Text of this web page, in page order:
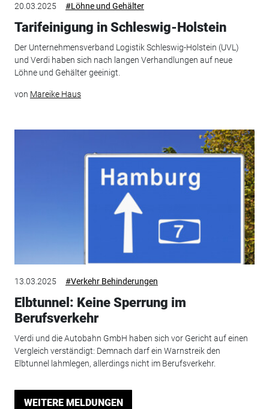
20.03.2025 #Löhne und Gehälter
Tarifeinigung in Schleswig-Holstein
Der Unternehmensverband Logistik Schleswig-Holstein (UVL)
und Verdi haben sich nach langen Verhandlungen auf neue
Löhne und Gehälter geeinigt.
von Mareike Haus
13.03.2025 #Verkehr Behinderungen
Elbtunnel: Keine Sperrung im
Berufsverkehr
Verdi und die Autobahn GmbH haben sich vor Gericht auf einen
Vergleich verständigt: Demnach darf ein Warnstreik den
Elbtunnel lahmlegen, allerdings nicht im Berufsverkehr.
WEITERE MELDUNGEN